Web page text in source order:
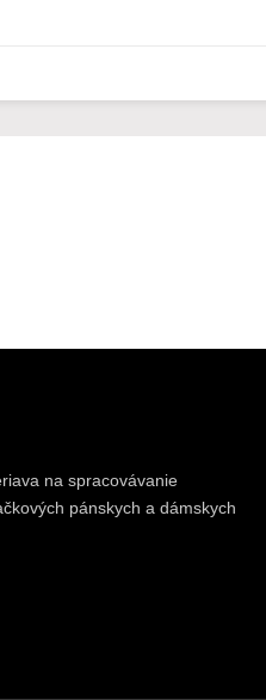
na spracovávanie
pánskych a dámskych